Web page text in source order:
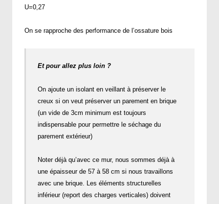
U=0,27
On se rapproche des performance de l’ossature bois
Et pour allez plus loin ?
On ajoute un isolant en veillant à préserver le
creux si on veut préserver un parement en brique
(un vide de 3cm minimum est toujours
indispensable pour permettre le séchage du
parement extérieur)
Noter déjà qu’avec ce mur, nous sommes déjà à
une épaisseur de 57 à 58 cm si nous travaillons
avec une brique. Les éléments structurelles
inférieur (report des charges verticales) doivent